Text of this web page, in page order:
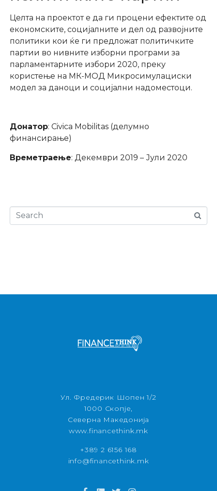
Целта на проектот е да ги процени ефектите од
економските, социјалните и дел од развојните
политики кои ќе ги предложат политичките
партии во нивните изборни програми за
парламентарните избори 2020, преку
користење на МК-МОД Микросимулациски
модел за даноци и социјални надоместоци.
Донатор: Civica Mobilitas (делумно
финансирање)
Времетраење: Декември 2019 – Јули 2020
Ул. Фредерик Шопен 1/2
1000 Скопје,
Северна Македонија
www.financethink.mk
+389 2 6156 168
info@financethink.mk